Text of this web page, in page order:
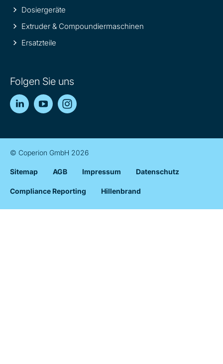
Dosiergeräte
Extruder & Compoundiermaschinen
Ersatzteile
Folgen Sie uns
LinkedInYouTube
© Coperion GmbH 2026
Sitemap AGB Impressum Datenschutz
Compliance Reporting Hillenbrand